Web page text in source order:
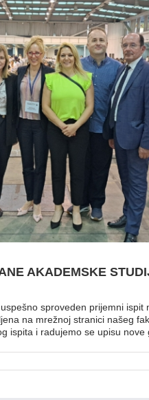
AKADEMSKE
sproveden prijemni ispit
na mrežnoj stranici našeg
ispita i radujemo se upisu nove